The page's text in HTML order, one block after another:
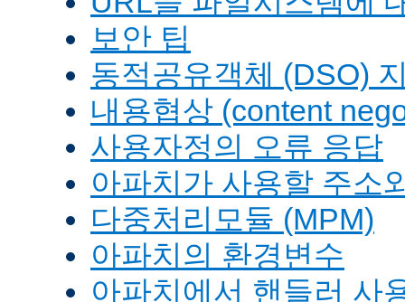
보안 팁
동적공유객체 (DSO)
내용협상 (content
사용자정의 오류 응답
아파치가 사용할 주소
다중처리모듈 (MPM)
아파치의 환경변수
아파치에서 핸들러 사